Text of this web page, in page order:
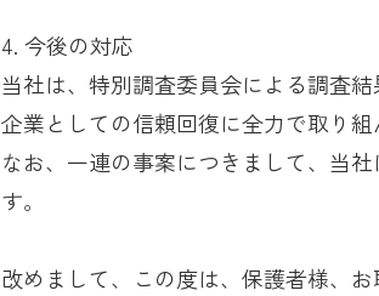
4. 今後の対応
当社は、特別調査委員会による調査
企業としての信頼回復に全力で取り組
なお、一連の事案につきまして、当
す。
改めまして、この度は、保護者様、